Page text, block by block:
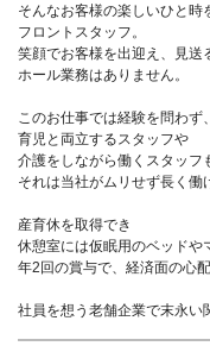
そんなお客様の楽しいひと時
フロントスタッフ。
笑顔でお客様を出迎え、見送
ホール業務はありません。
このお仕事では経験を問わず
育児と両立するスタッフや
介護をしながら働くスタッフ
それは当社がムリせず長く働
産育休を取得でき
休憩室には仮眠用のベッドや
年2回の賞与で、経済面の心
社員を想う老舗企業で末永い